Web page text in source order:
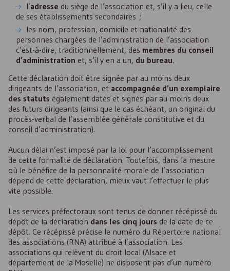
l’adresse du siège de l’association et, s’il y a lieu, celle
de ses établissements secondaires ;
les nom, profession, domicile et nationalité des
personnes chargées de l’administration de l’association
c’est-à-dire, traditionnellement, des membres du conseil
d’administration et, s’il y en a un, du bureau.
Cette déclaration doit être signée par au moins deux
dirigeants de l’association, et accompagnée d’un exemplaire
des statuts également datés et signés par au moins deux
des futurs dirigeants (ainsi que le cas échéant, un original du
procès-verbal de l’assemblée générale constitutive et du
conseil d’administration).
Aucun délai n’est imposé par la loi pour l’accomplissement
de cette formalité de déclaration. Toutefois, dans la mesure
où le bénéfice de la personnalité morale de l’association
dépend de cette déclaration, mieux vaut l’effectuer le plus
vite possible.
Les services préfectoraux sont tenus de donner récépissé du
dépôt de la déclaration dans les cinq jours de la date de ce
dépôt. Ce récépissé précise le numéro du Répertoire national
des associations (RNA) attribué à l’association. Les
associations qui relèvent du droit local (Alsace et
département de la Moselle) ne disposent pas d’un numéro